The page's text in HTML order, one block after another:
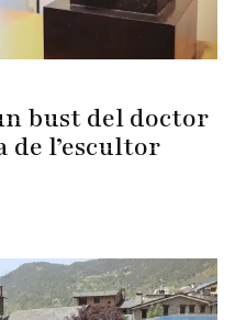
bust del doctor
de l’escultor